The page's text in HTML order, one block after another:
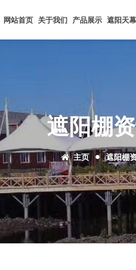
网站首页 关于我们 产品展示 遮阳天幕
遮阳棚
主页 遮阳棚